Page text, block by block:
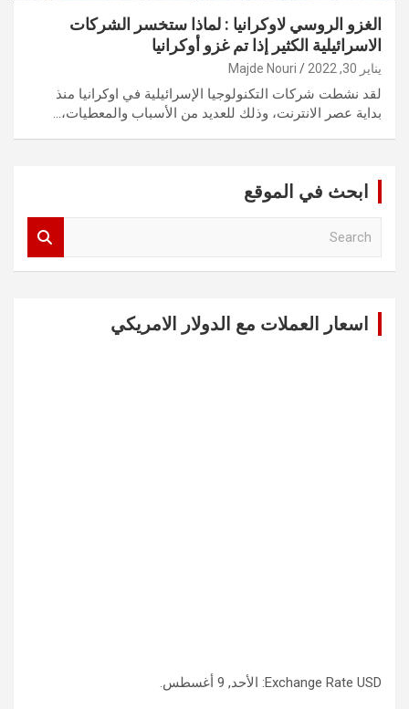
الغزو الروسي لاوكرانيا : لماذا ستخسر الشركات
الاسرائيلية الكثير إذا تم غزو أوكرانيا
يناير 30, 2022 Majde Nouri
لقد نشطت شركات التكنولوجيا الإسرائيلية في اوكرانيا منذ
بداية عصر الانترنت، وذلك للعديد من الأسباب والمعطيات،…
ابحث في الموقع
اسعار العملات مع الدولار الامريكي
Exchange Rate USD : الأحد, 9 أغسطس.